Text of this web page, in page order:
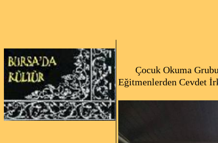
Çocuk Okuma
Eğitmenlerden Cevdet